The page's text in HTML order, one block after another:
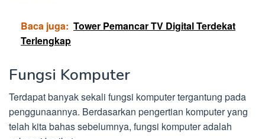
Baca juga: Tower Pemancar TV Digital Terdekat
Terlengkap
Fungsi Komputer
Terdapat banyak sekali fungsi komputer tergantung pada
penggunaannya. Berdasarkan pengertian komputer yang
telah kita bahas sebelumnya, fungsi komputer adalah